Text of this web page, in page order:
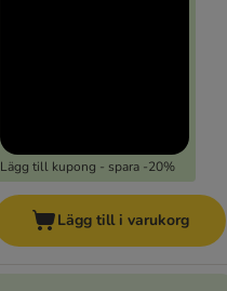
Lägg till kupong - spara -20%
Lägg till i varukorg